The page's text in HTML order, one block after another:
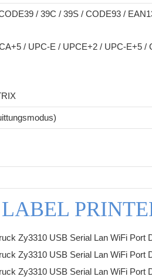
/ 39C / 39S / CODE93 /
/ UPC-E / UPCE+2 / UPC-E+5 /